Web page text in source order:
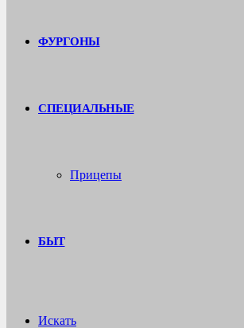
ФУРГОНЫ
СПЕЦИАЛЬНЫЕ
Прицепы
БЫТ
Искать